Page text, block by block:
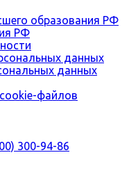
образования РФ
РФ
данных
данных
файлов
300-94-86